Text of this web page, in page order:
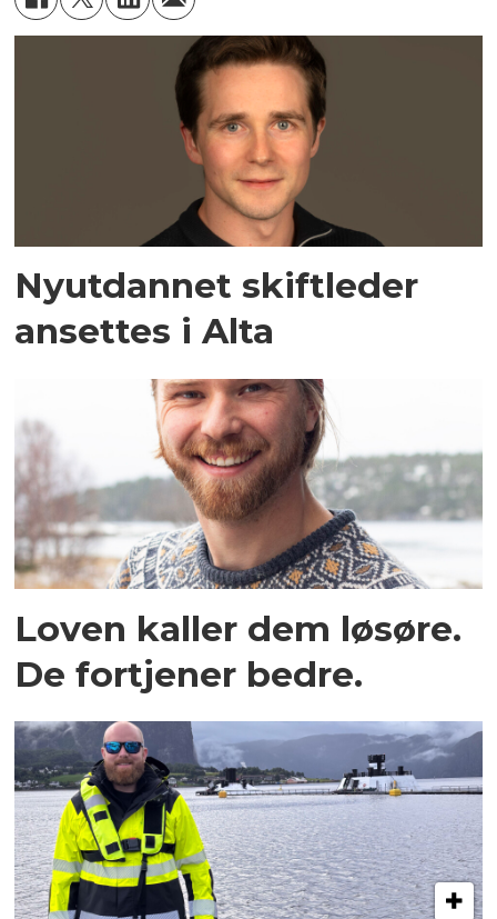
Nyutdannet skiftleder
ansettes i Alta
Loven kaller dem løsøre.
De fortjener bedre.